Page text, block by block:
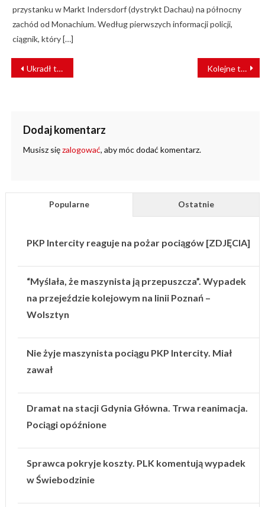
przystanku w Markt Indersdorf (dystrykt Dachau) na północny
zachód od Monachium. Według pierwszych informacji policji,
ciągnik, który […]
NAWIGACJA
WPISU
Ukradł tramwaj i wyjechał na trasę. Po drodze zabrał pasażerów Kolejne trzy FLIRTY dla Kolei Mazowieckich
Dodaj komentarz
Musisz sięzalogować, aby móc dodać komentarz.
Popularne Ostatnie
PKP Intercity reaguje na pożar pociągów [ZDJĘCIA]
“Myślała, że maszynista ją przepuszcza”. Wypadek
na przejeździe kolejowym na linii Poznań –
Wolsztyn
Nie żyje maszynista pociągu PKP Intercity. Miał
zawał
Dramat na stacji Gdynia Główna. Trwa reanimacja.
Pociągi opóźnione
Sprawca pokryje koszty. PLK komentują wypadek
w Świebodzinie